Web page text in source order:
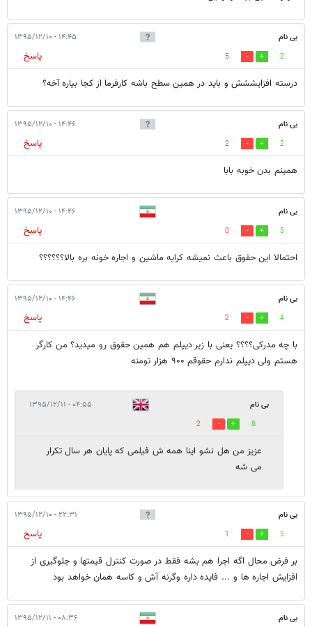
بی نام ۱۴:۴۵ - ۱۳۹۵/۱۲/۱۰
2
5
پاسخ
درسته افزایششش و باید در همین سطح باشه کارفرما از کجا بیاره آخه؟
بی نام ۱۴:۴۶ - ۱۳۹۵/۱۲/۱۰
2
2
پاسخ
همینم بدن خوبه بابا
بی نام ۱۴:۴۶ - ۱۳۹۵/۱۲/۱۰
3
0
پاسخ
احتمالا این حقوق باعث نمیشه کرایه ماشین و اجاره خونه بره بالا؟؟؟؟؟؟
بی نام ۱۴:۴۶ - ۱۳۹۵/۱۲/۱۰
4
2
پاسخ
با چه مدرکی؟؟؟؟ یعنی با زیر دیپلم هم همین حقوق رو میدید؟ من کارگر
هستم ولی دیپلم ندارم حقوقم ۹۰۰ هزار تومنه
بی نام ۰۴:۵۵ - ۱۳۹۵/۱۲/۱۱
8
2
عزیز من هل نشو اینا همه ش فیلمی که پایان هر سال تکرار
می شه
بی نام ۲۲:۳۱ - ۱۳۹۵/۱۲/۱۰
5
1
پاسخ
بر فرض محال اگه اجرا هم بشه فقط در صورت کنترل قیمتها و جلوگیری از
افزایش اجاره ها و ... فایده داره وگرنه آش و کاسه همان خواهد بود
بی نام ۰۸:۳۶ - ۱۳۹۵/۱۲/۱۱